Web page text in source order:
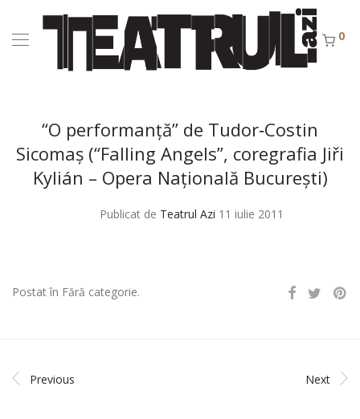
0
“O performanţă” de Tudor‑Costin
Sicomaş (“Falling Angels”, coregrafia Jiři
Kylián – Opera Naţională Bucureşti)
Publicat de Teatrul Azi 11 iulie 2011
Postat în Fără categorie.
Previous Next